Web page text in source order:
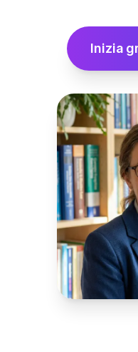
Inizia